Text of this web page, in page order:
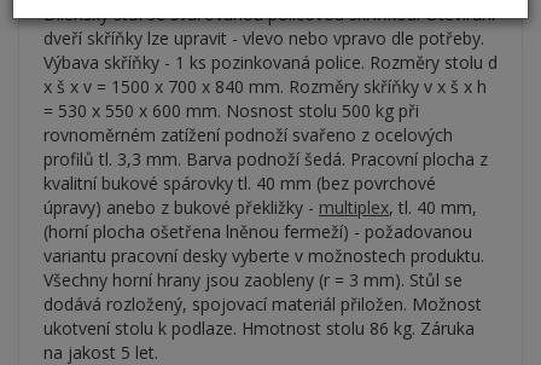
Dílenský stůl se svařovanou policovou skříňkou. Otevírání
dveří skříňky lze upravit - vlevo nebo vpravo dle potřeby.
Výbava skříňky - 1 ks pozinkovaná police. Rozměry stolu d
x š x v = 1500 x 700 x 840 mm. Rozměry skříňky v x š x h
= 530 x 550 x 600 mm. Nosnost stolu 500 kg při
rovnoměrném zatížení podnoží svařeno z ocelových
profilů tl. 3,3 mm. Barva podnoží šedá. Pracovní plocha z
kvalitní bukové spárovky tl. 40 mm (bez povrchové
úpravy) anebo z bukové překližky - multiplex, tl. 40 mm,
(horní plocha ošetřena lněnou fermeží) - požadovanou
variantu pracovní desky vyberte v možnostech produktu.
Všechny horní hrany jsou zaobleny (r = 3 mm). Stůl se
dodává rozložený, spojovací materiál přiložen. Možnost
ukotvení stolu k podlaze. Hmotnost stolu 86 kg. Záruka
na jakost 5 let.